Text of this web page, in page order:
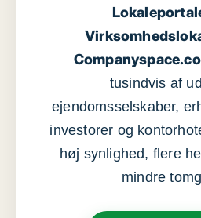
tusindvis af
ejendomsselskaber,
investorer og
høj synlighed, flere
mindre